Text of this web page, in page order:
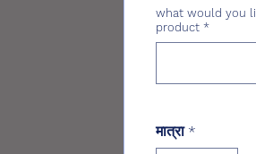
what would you
product *
मात्रा *